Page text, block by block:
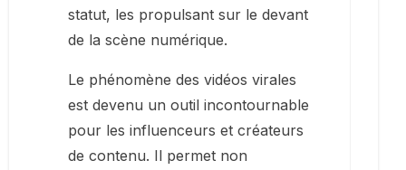
statut, les propulsant sur le devant
de la scène numérique.
Le phénomène des vidéos virales
est devenu un outil incontournable
pour les influenceurs et créateurs
de contenu. Il permet non